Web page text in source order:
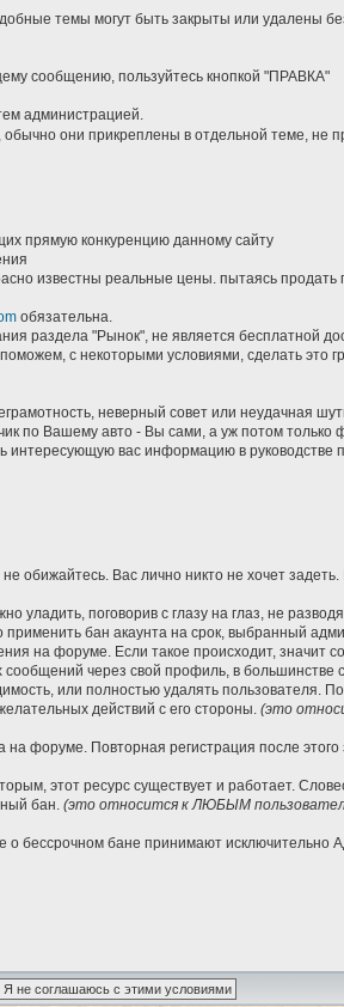
темы могут быть закрыты или удалены
сообщению, пользуйтесь кнопкой "ПРАВКА"
администрацией.
они прикреплены в отдельной теме, не
прямую конкуренцию данному сайту
известны реальные цены. пытаясь
обязательна.
раздела "Рынок", не является бесплатной
с некоторыми условиями, сделать это
неверный совет или неудачная
по Вашему авто - Вы сами, а уж потом
интересующую вас информацию в
обижайтесь. Вас лично никто не хочет
уладить, поговорив с глазу на глаз, не
применить бан акаунта на срок, выбранный
на форуме. Если такое происходит, значит
через свой профиль, в большинстве
или полностью удалять пользователя.
действий с его стороны. (это
форуме. Повторная регистрация после
этот ресурс существует и работает.
бан. (это относится к ЛЮБЫМ
бессрочном бане принимают